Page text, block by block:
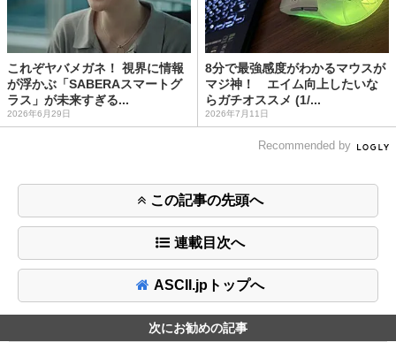
これぞヤバメガネ！ 視界に情報
が浮かぶ「SABERAスマートグ
ラス」が未来すぎる...
2026年6月29日
8分で最強感度がわかるマウスが
マジ神！ エイム向上したいな
らガチオススメ (1/...
2026年7月11日
Recommended by
この記事の先頭へ
連載目次へ
ASCII.jpトップへ
次にお勧めの記事